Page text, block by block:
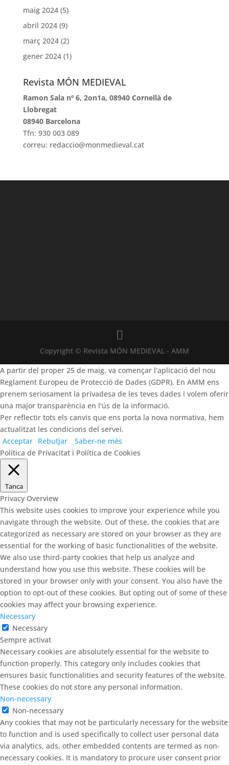
maig 2024(5)
abril 2024(9)
març 2024(2)
gener 2024(1)
Revista MÓN MEDIEVAL
Ramon Sala nº 6, 2on1a, 08940 Cornellà de
Llobregat
08940 Barcelona
Tfn: 930 003 089
correu: redaccio@monmedieval.cat
Copyright © Revista MÓN MEDIEVAL - AMM
A partir del proper 25 de maig, va començar l'aplicació del nou
Reglament Europeu de Protecció de Dades (GDPR). En AMM ens
prenem seriosament la privadesa de les teves dades i volem oferir
una major transparència en l'ús de la informació.
Per reflectir tots els canvis que ens porta la nova normativa, hem
actualitzat les condicions del servei.
Acceptar Rebutjar
Saber-ne més
Política de Privacitat i Política de Cookies
Tanca
Privacy Overview
This website uses cookies to improve your experience while you
navigate through the website. Out of these, the cookies that are
categorized as necessary are stored on your browser as they are
essential for the working of basic functionalities of the website.
We also use third-party cookies that help us analyze and
understand how you use this website. These cookies will be
stored in your browser only with your consent. You also have the
option to opt-out of these cookies. But opting out of some of these
cookies may affect your browsing experience.
Necessary
Necessary
Sempre activat
Necessary cookies are absolutely essential for the website to
function properly. This category only includes cookies that
ensures basic functionalities and security features of the website.
These cookies do not store any personal information.
Non-necessary
Non-necessary
Any cookies that may not be particularly necessary for the website
to function and is used specifically to collect user personal data
via analytics, ads, other embedded contents are termed as non-
necessary cookies. It is mandatory to procure user consent prior